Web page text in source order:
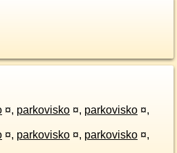
¤, parkovisko ¤, parkovisko ¤,
¤, parkovisko ¤, parkovisko ¤,